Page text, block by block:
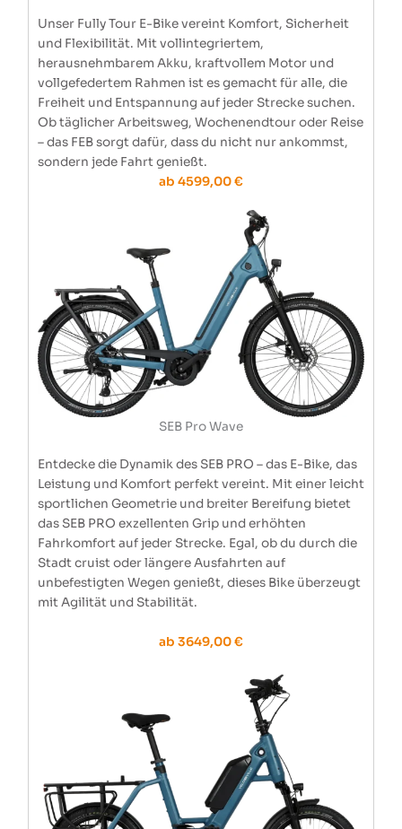
Unser Fully Tour E-Bike vereint Komfort, Sicherheit
und Flexibilität. Mit vollintegriertem,
herausnehmbarem Akku, kraftvollem Motor und
vollgefedertem Rahmen ist es gemacht für alle, die
Freiheit und Entspannung auf jeder Strecke suchen.
Ob täglicher Arbeitsweg, Wochenendtour oder Reise
– das FEB sorgt dafür, dass du nicht nur ankommst,
sondern jede Fahrt genießt.
ab 4599,00 €
SEB Pro Wave
Entdecke die Dynamik des SEB PRO – das E-Bike, das
Leistung und Komfort perfekt vereint. Mit einer leicht
sportlichen Geometrie und breiter Bereifung bietet
das SEB PRO exzellenten Grip und erhöhten
Fahrkomfort auf jeder Strecke. Egal, ob du durch die
Stadt cruist oder längere Ausfahrten auf
unbefestigten Wegen genießt, dieses Bike überzeugt
mit Agilität und Stabilität.
ab 3649,00 €